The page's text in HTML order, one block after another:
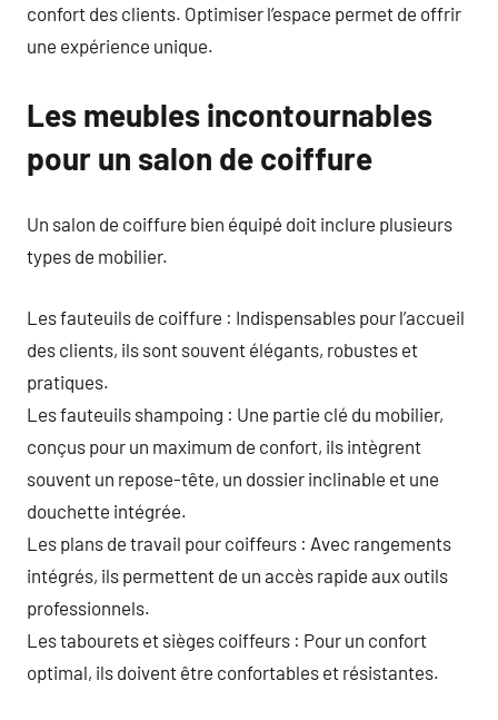
confort des clients. Optimiser l’espace permet de offrir
une expérience unique.
Les meubles incontournables
pour un salon de coiffure
Un salon de coiffure bien équipé doit inclure plusieurs
types de mobilier.
Les fauteuils de coiffure : Indispensables pour l’accueil
des clients, ils sont souvent élégants, robustes et
pratiques.
Les fauteuils shampoing : Une partie clé du mobilier,
conçus pour un maximum de confort, ils intègrent
souvent un repose-tête, un dossier inclinable et une
douchette intégrée.
Les plans de travail pour coiffeurs : Avec rangements
intégrés, ils permettent de un accès rapide aux outils
professionnels.
Les tabourets et sièges coiffeurs : Pour un confort
optimal, ils doivent être confortables et résistantes.